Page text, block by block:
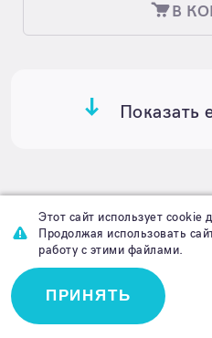
В
Показать
Не
Этот сайт использует cookie
Продолжая использовать
работу с этими файлами.
ПРИНЯТЬ